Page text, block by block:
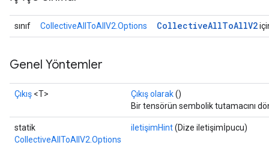
sınıf CollectiveAllToAllV2.Options CollectiveAllToAllV2
Genel Yöntemler
Çıkış <T> Çıkış olarak()
Bir tensörün sembolik tutamacını
statik
CollectiveAllToAllV2.Options
iletişimHint(Dize iletişimİpucu)